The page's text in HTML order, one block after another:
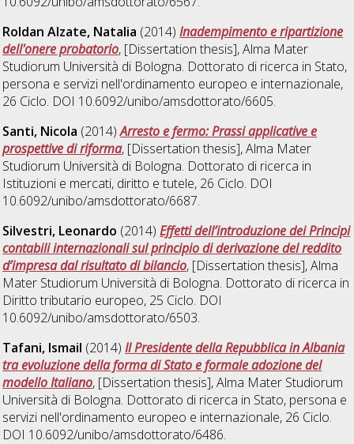
Roldan Alzate, Natalia (2014)Inadempimento e ripartizione
dell'onere probatorio, [Dissertation thesis], Alma Mater
Studiorum Università di Bologna. Dottorato di ricerca in Stato,
persona e servizi nell'ordinamento europeo e internazionale,
26 Ciclo. DOI 10.6092/unibo/amsdottorato/6605.
Santi, Nicola (2014)Arresto e fermo: Prassi applicative e
prospettive di riforma, [Dissertation thesis], Alma Mater
Studiorum Università di Bologna. Dottorato di ricerca in
Istituzioni e mercati, diritto e tutele, 26 Ciclo. DOI
10.6092/unibo/amsdottorato/6687.
Silvestri, Leonardo (2014)Effetti dell’introduzione dei Principi
contabili internazionali sul principio di derivazione del reddito
d’impresa dal risultato di bilancio, [Dissertation thesis], Alma
Mater Studiorum Università di Bologna. Dottorato di ricerca in
Diritto tributario europeo, 25 Ciclo. DOI
10.6092/unibo/amsdottorato/6503.
Tafani, Ismail (2014)Il Presidente della Repubblica in Albania
tra evoluzione della forma di Stato e formale adozione del
modello Italiano, [Dissertation thesis], Alma Mater Studiorum
Università di Bologna. Dottorato di ricerca in Stato, persona e
servizi nell'ordinamento europeo e internazionale, 26 Ciclo.
DOI 10.6092/unibo/amsdottorato/6486.